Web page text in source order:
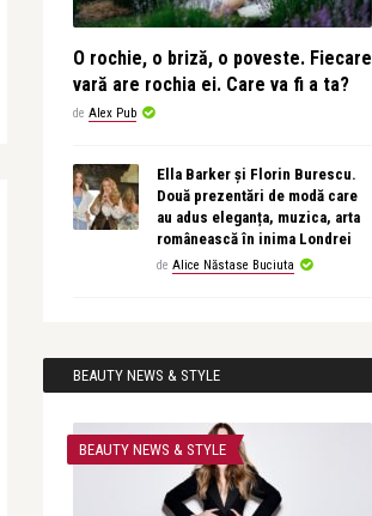
O rochie, o briză, o poveste. Fiecare
vară are rochia ei. Care va fi a ta?
de Alex Pub
Ella Barker și Florin Burescu.
Două prezentări de modă care
au adus eleganța, muzica, arta
românească în inima Londrei
de Alice Năstase Buciuta
BEAUTY NEWS & STYLE
BEAUTY NEWS & STYLE